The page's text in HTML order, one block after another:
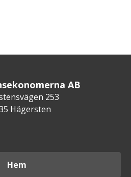
AB
253
Hägersten
Hem